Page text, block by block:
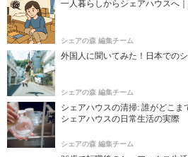
一人暮らしからシェアハウスへ
シェアの森 編集チーム
外国人に聞いてみた！日本での
シェアの森 編集チーム
シェアハウスの清掃: 誰がどこま
シェアハウスの日常生活の実際
シェアの森 編集チーム